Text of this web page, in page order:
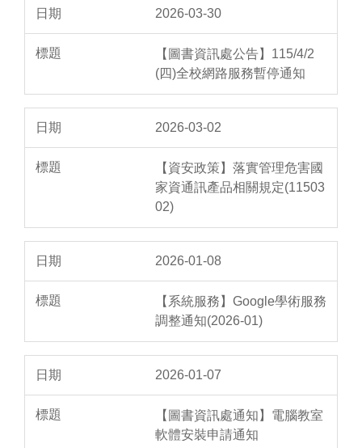
2026-03-30
【圖書資訊處公告】115/4/2
(四)全校網路服務暫停通知
2026-03-02
【資安政策】落實管理危害國
家資通訊產品相關規定(11503
02)
2026-01-08
【系統服務】Google學術服務
調整通知(2026-01)
2026-01-07
【圖書資訊處通知】電腦教室
軟體安裝申請通知